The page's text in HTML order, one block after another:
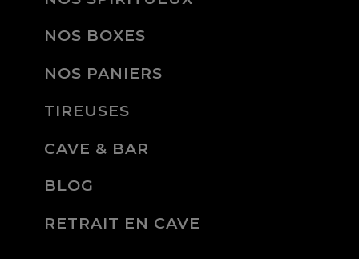
NOS BOXES
NOS PANIERS
TIREUSES
CAVE & BAR
BLOG
RETRAIT EN CAVE